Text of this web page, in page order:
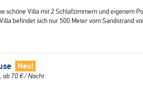
schöne Villa mit 2 Schlafzimmern und eigenem
befindet sich nur 500 Meter vom Sandstrand
Neu!
ab70€/ Nacht